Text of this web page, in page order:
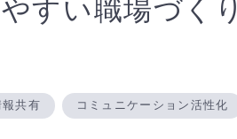
すい職場づくり
共有 コミュニケーション活性化